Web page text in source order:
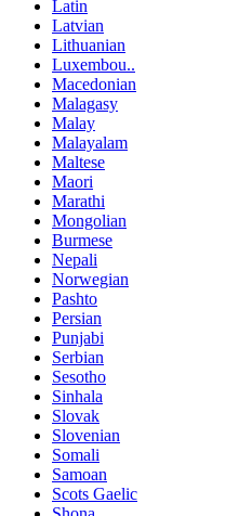
Latin
Latvian
Lithuanian
Luxembou..
Macedonian
Malagasy
Malay
Malayalam
Maltese
Maori
Marathi
Mongolian
Burmese
Nepali
Norwegian
Pashto
Persian
Punjabi
Serbian
Sesotho
Sinhala
Slovak
Slovenian
Somali
Samoan
Scots Gaelic